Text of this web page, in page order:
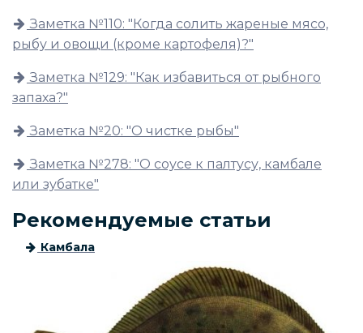
Заметка №110: "Когда солить жареные мясо,
рыбу и овощи (кроме картофеля)?"
Заметка №129: "Как избавиться от рыбного
запаха?"
Заметка №20: "О чистке рыбы"
Заметка №278: "О соусе к палтусу, камбале
или зубатке"
Рекомендуемые статьи
Камбала